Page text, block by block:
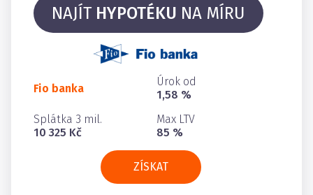
NAJÍT HYPOTÉKU NA MÍRU
Fio banka
Úrok od
1,58 %
Splátka 3 mil.
10 325 Kč
Max LTV
85 %
ZÍSKAT